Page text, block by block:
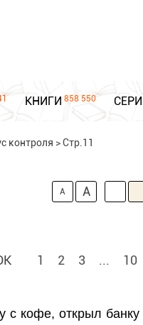
КНИГИ 858 550
контроля >Стр.11
A A
1 2 3 ... 10
с кофе, открыл